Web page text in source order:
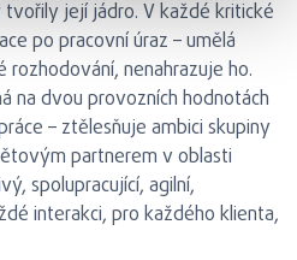
její jádro. V každé kritické
po pracovní úraz – umělá
nenahrazuje ho.
na dvou provozních hodnotách
– ztělesňuje ambici skupiny
partnerem v oblasti
spolupracující, agilní,
interakci, pro každého klienta,